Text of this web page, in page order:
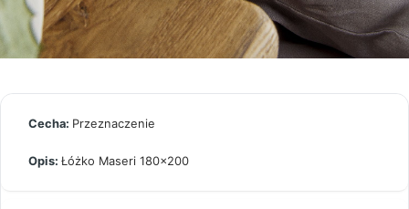
Przeznaczenie
Łóżko Maseri 180×200